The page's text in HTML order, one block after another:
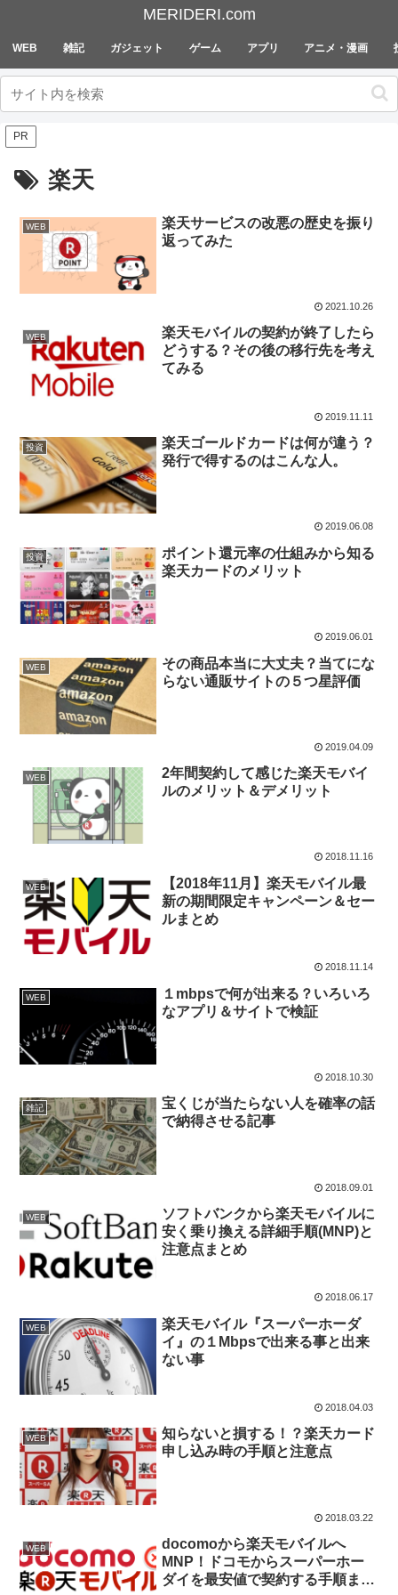
MERIDERI.com
WEB 雑記 ガジェット ゲーム アプリ アニメ・漫画
PR
楽天
WEB
楽天サービスの改悪の歴史を振り
返ってみた
2021.10.26
WEB
楽天モバイルの契約が終了したら
どうする？その後の移行先を考え
てみる
2019.11.11
投資
楽天ゴールドカードは何が違う？
発行で得するのはこんな人。
2019.06.08
投資
ポイント還元率の仕組みから知る
楽天カードのメリット
2019.06.01
WEB
その商品本当に大丈夫？当てにな
らない通販サイトの５つ星評価
2019.04.09
WEB
2年間契約して感じた楽天モバイ
ルのメリット＆デメリット
2018.11.16
WEB
【2018年11月】楽天モバイル最
新の期間限定キャンペーン＆セー
ルまとめ
2018.11.14
WEB
１mbpsで何が出来る？いろいろ
なアプリ＆サイトで検証
2018.10.30
雑記
宝くじが当たらない人を確率の話
で納得させる記事
2018.09.01
WEB
ソフトバンクから楽天モバイルに
安く乗り換える詳細手順(MNP)と
注意点まとめ
2018.06.17
WEB
楽天モバイル『スーパーホーダ
イ』の１Mbpsで出来る事と出来
ない事
2018.04.03
WEB
知らないと損する！？楽天カード
申し込み時の手順と注意点
2018.03.22
WEB
docomoから楽天モバイルへ
MNP！ドコモからスーパーホー
ダイを最安値で契約する手順まと